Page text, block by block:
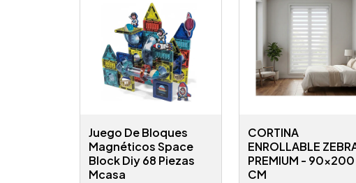
Juego De Bloques
Magnéticos Space
Block Diy 68 Piezas
Mcasa
CORTINA
ENROLLABLE
PREMIUM - 90x200
CM